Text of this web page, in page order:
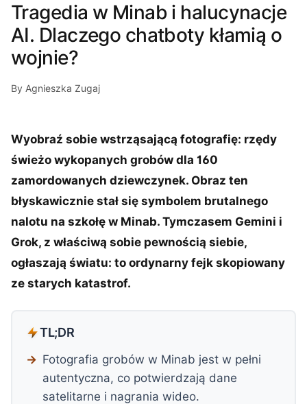
Tragedia w Minab i halucynacje
AI. Dlaczego chatboty kłamią o
wojnie?
By Agnieszka Zugaj
Wyobraź sobie wstrząsającą fotografię: rzędy
świeżo wykopanych grobów dla 160
zamordowanych dziewczynek. Obraz ten
błyskawicznie stał się symbolem brutalnego
nalotu na szkołę w Minab. Tymczasem Gemini i
Grok, z właściwą sobie pewnością siebie,
ogłaszają światu: to ordynarny fejk skopiowany
ze starych katastrof.
TL;DR
Fotografia grobów w Minab jest w pełni
autentyczna, co potwierdzają dane
satelitarne i nagrania wideo.